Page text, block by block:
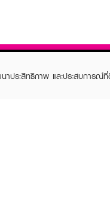
าประสิทธิภาพ และประสบการ